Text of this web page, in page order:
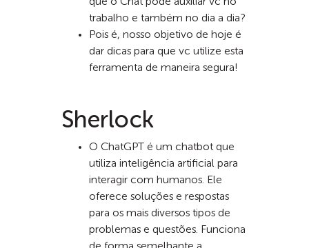
trabalho e também no dia a dia?
Pois é, nosso objetivo de hoje é
dar dicas para que vc utilize esta
ferramenta de maneira segura!
Sherlock
O ChatGPT é um chatbot que
utiliza inteligência artificial para
interagir com humanos. Ele
oferece soluções e respostas
para os mais diversos tipos de
problemas e questões. Funciona